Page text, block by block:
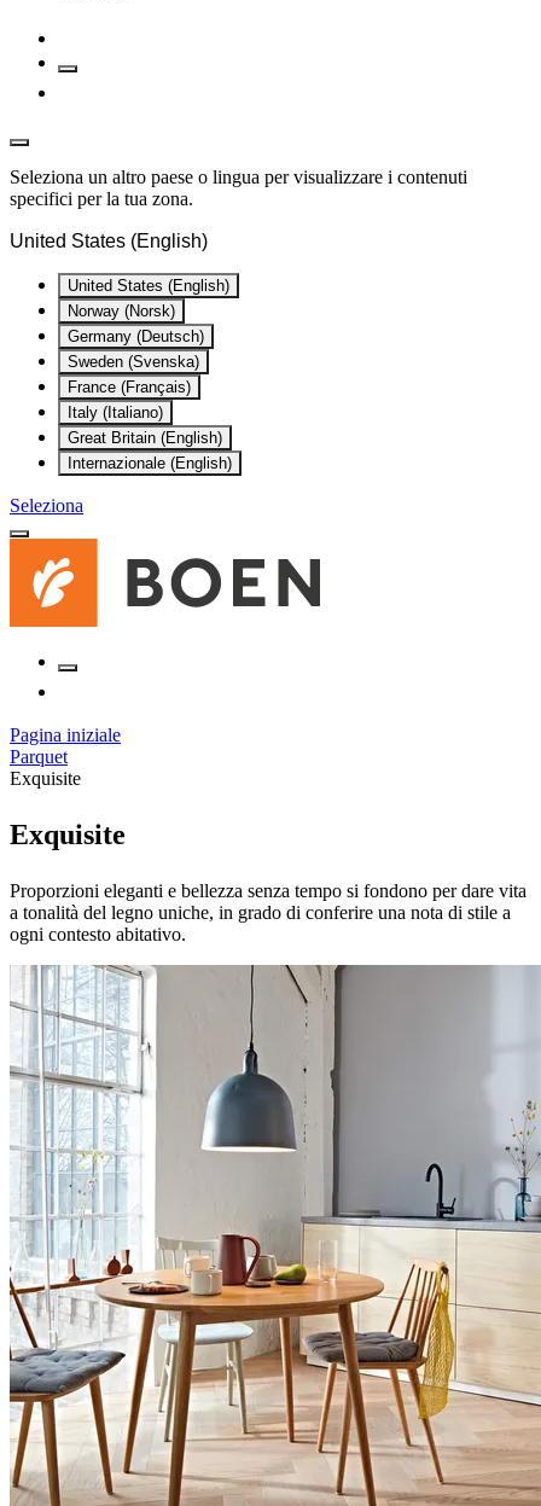
Seleziona un altro paese o lingua per visualizzare i contenuti
specifici per la tua zona.
United States (English)
United States (English)
Norway (Norsk)
Germany (Deutsch)
Sweden (Svenska)
France (Français)
Italy (Italiano)
Great Britain (English)
Internazionale (English)
Seleziona
Pagina iniziale
Parquet
Exquisite
Exquisite
Proporzioni eleganti e bellezza senza tempo si fondono per dare vita
a tonalità del legno uniche, in grado di conferire una nota di stile a
ogni contesto abitativo.